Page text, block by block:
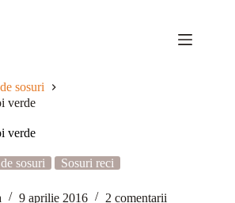
sosuri
verde
verde
sosuri Sosuri reci
9 aprilie 2016 2 comentarii